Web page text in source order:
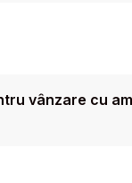
vânzare cu